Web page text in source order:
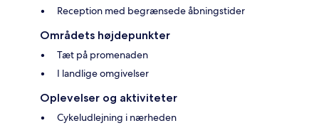
Reception med begrænsede åbningstider
Områdets højdepunkter
Tæt på promenaden
I landlige omgivelser
Oplevelser og aktiviteter
Cykeludlejning i nærheden